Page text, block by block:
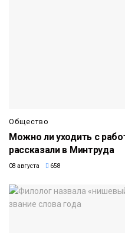
Общество
Можно ли уходить с
рассказали в Минтруда
08 августа 658